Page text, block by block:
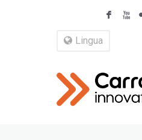
F X
Lingua